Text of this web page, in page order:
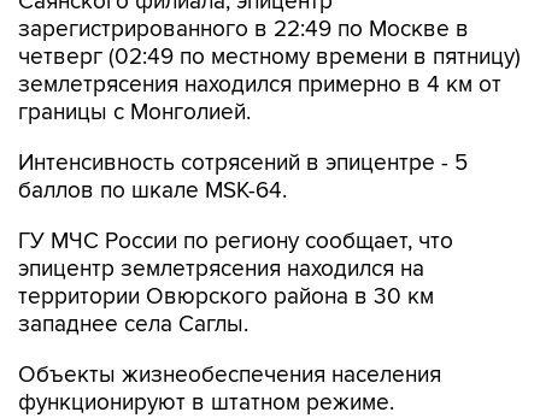
зарегистрированного в 22:49 по Москве в
четверг (02:49 по местному времени в пятницу)
землетрясения находился примерно в 4 км от
границы с Монголией.
Интенсивность сотрясений в эпицентре - 5
баллов по шкале MSK-64.
ГУ МЧС России по региону сообщает, что
эпицентр землетрясения находился на
территории Овюрского района в 30 км
западнее села Саглы.
Объекты жизнеобеспечения населения
функционируют в штатном режиме.